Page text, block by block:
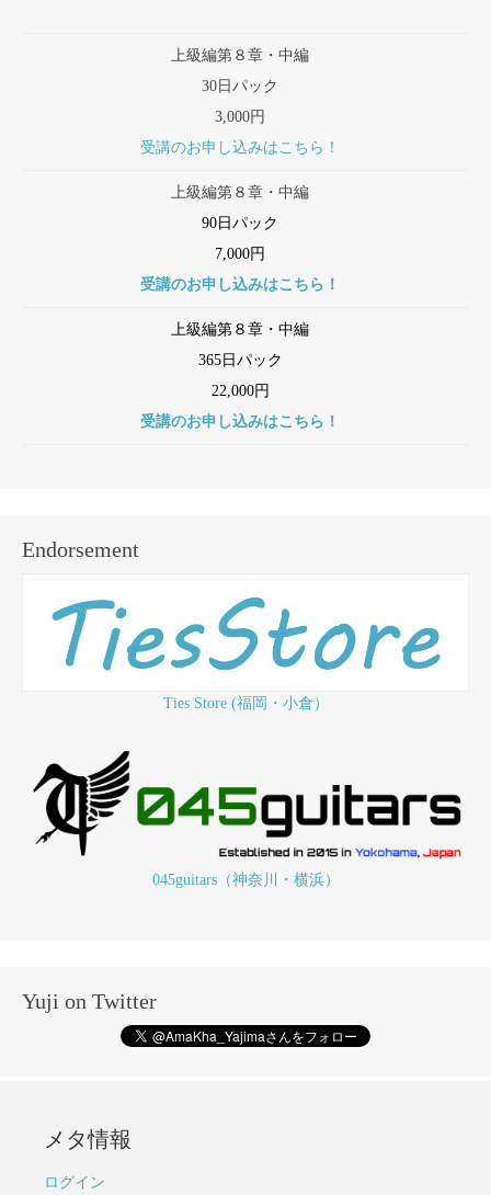
上級編第８章・中編
30日パック
3,000円
受講のお申し込みはこちら！
上級編第８章・中編
90日パック
7,000円
受講のお申し込みはこちら！
上級編第８章・中編
365日パック
22,000円
受講のお申し込みはこちら！
Endorsement
Ties Store (福岡・小倉）
045guitars（神奈川・横浜）
Yuji on Twitter
メタ情報
ログイン